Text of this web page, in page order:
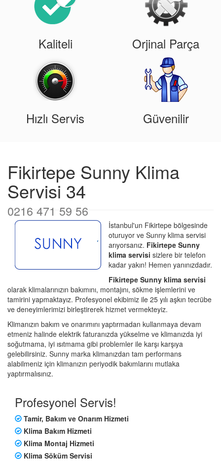
Kaliteli Orjinal Parça
Hızlı Servis Güvenilir
Fikirtepe Sunny Klima
Servisi 34
0216 471 59 56
İstanbul'un Fikirtepe bölgesinde
oturuyor ve Sunny klima servisi
arıyorsanız. Fikirtepe Sunny
klima servisi sizlere bir telefon
kadar yakın! Hemen yanınızdadır.
Fikirtepe Sunny klima servisi
olarak klimalarınızın bakımını, montajını, sökme işlemlerini ve
tamirini yapmaktayız. Profesyonel ekibimiz ile 25 yılı aşkın tecrübe
ve deneyimlerimizi birleştirerek hizmet vermekteyiz.
Klimanızın bakım ve onarımını yaptırmadan kullanmaya devam
etmeniz halinde elektrik faturanızda yükselme ve klimanızda iyi
soğutmama, iyi ısıtmama gibi problemler ile karşı karşıya
gelebilirsiniz. Sunny marka klimanızdan tam performans
alabilmeniz için klimanızın periyodik bakımlarını mutlaka
yaptırmalısınız.
Profesyonel Servis!
Tamir, Bakım ve Onarım Hizmeti
Klima Bakım Hizmeti
Klima Montaj Hizmeti
Klima Söküm Servisi